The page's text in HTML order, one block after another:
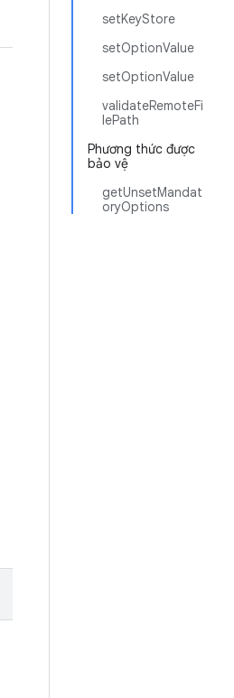
setKeyStore
setOptionValue
setOptionValue
validateRemoteFi
lePath
Phương thức được
bảo vệ
getUnsetMandat
oryOptions